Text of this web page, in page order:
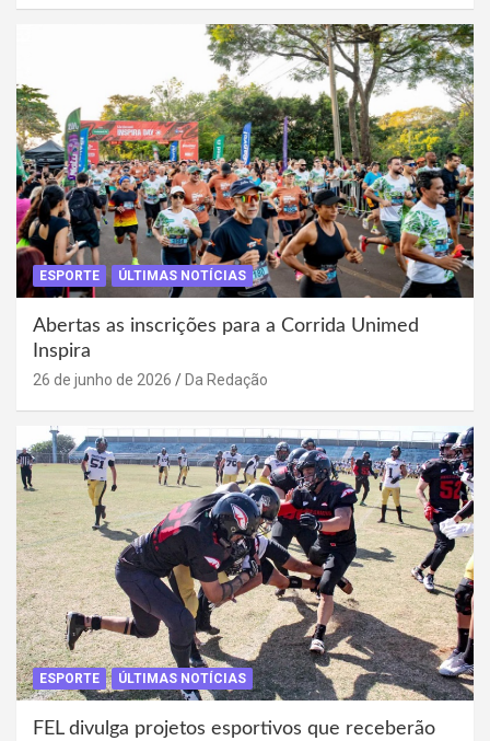
ESPORTE ÚLTIMAS NOTÍCIAS
Abertas as inscrições para a Corrida Unimed
Inspira
26 de junho de 2026 Da Redação
ESPORTE ÚLTIMAS NOTÍCIAS
FEL divulga projetos esportivos que receberão